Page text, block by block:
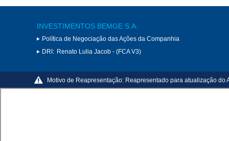
INVESTIMENTOS BEMGE S.A.
Política de Negociação das Ações da Companhia
DRI: Renato Lulia Jacob - (FCA V3)
Motivo de Reapresentação: Reapresentado para atualização do